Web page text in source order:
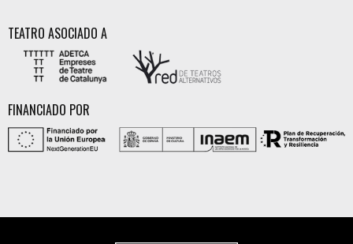
TEATRO ASOCIADO A
FINANCIADO POR